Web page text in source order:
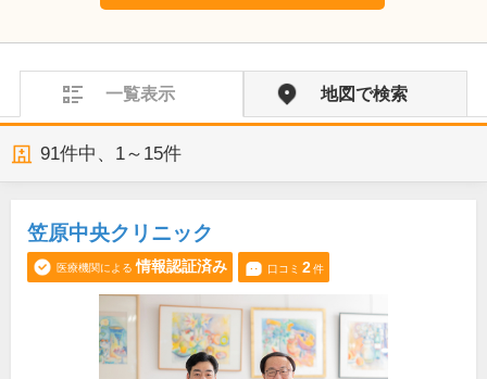
一覧表示 地図で検索
91件中、 1～15件
笠原中央クリニック
医療機関による 情報認証済み 口コミ 2件